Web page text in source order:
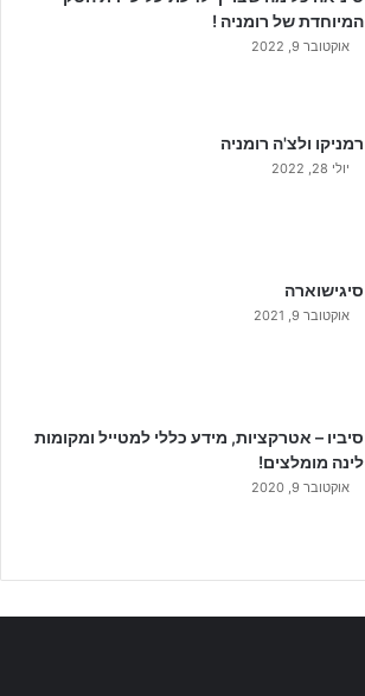
המיוחדת של רומניה !
אוקטובר 9, 2022
רמניקו ולצ'ה רומניה
יולי 28, 2022
סיגישוארה
אוקטובר 9, 2021
סיביו – אטרקציות, מידע כללי למטייל ומקומות
לינה מומלצים!
אוקטובר 9, 2020